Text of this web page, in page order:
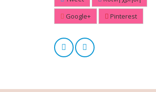
Google+
Pinterest